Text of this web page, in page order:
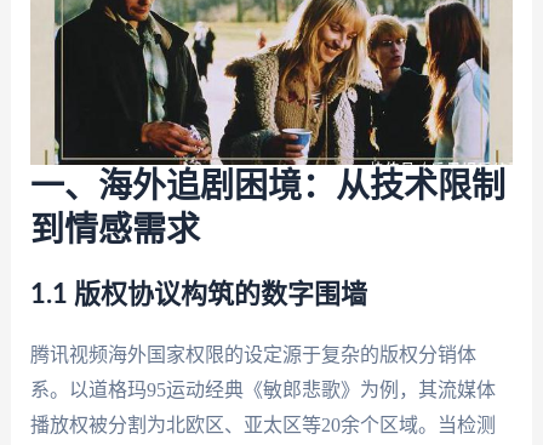
一、海外追剧困境：从技术限制
到情感需求
1.1 版权协议构筑的数字围墙
腾讯视频海外国家权限的设定源于复杂的版权分销体
系。以道格玛95运动经典《敏郎悲歌》为例，其流媒体
播放权被分割为北欧区、亚太区等20余个区域。当检测